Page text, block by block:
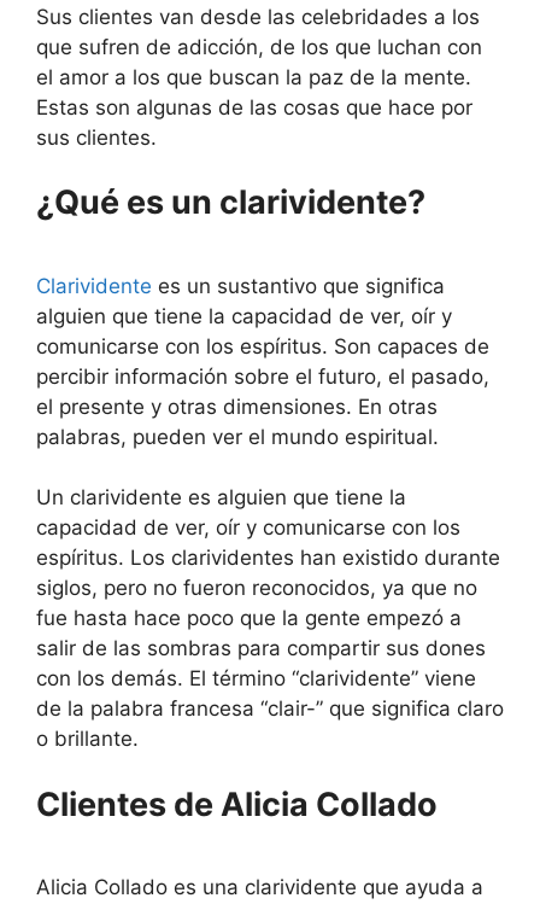
Sus clientes van desde las celebridades a los
que sufren de adicción, de los que luchan con
el amor a los que buscan la paz de la mente.
Estas son algunas de las cosas que hace por
sus clientes.
¿Qué es un clarividente?
Clarividente es un sustantivo que significa
alguien que tiene la capacidad de ver, oír y
comunicarse con los espíritus. Son capaces de
percibir información sobre el futuro, el pasado,
el presente y otras dimensiones. En otras
palabras, pueden ver el mundo espiritual.
Un clarividente es alguien que tiene la
capacidad de ver, oír y comunicarse con los
espíritus. Los clarividentes han existido durante
siglos, pero no fueron reconocidos, ya que no
fue hasta hace poco que la gente empezó a
salir de las sombras para compartir sus dones
con los demás. El término “clarividente” viene
de la palabra francesa “clair-” que significa claro
o brillante.
Clientes de Alicia Collado
Alicia Collado es una clarividente que ayuda a